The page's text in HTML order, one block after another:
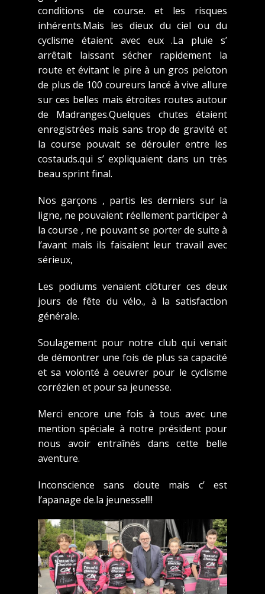
conditions de course. et les risques
inhérents.Mais les dieux du ciel ou du
cyclisme étaient avec eux .La pluie s’
arrêtait laissant sécher rapidement la
route et évitant le pire à un gros peloton
de plus de 100 coureurs lancé à vive allure
sur ces belles mais étroites routes autour
de Madranges.Quelques chutes étaient
enregistrées mais sans trop de gravité et
la course pouvait se dérouler entre les
costauds.qui s’ expliquaient dans un très
beau sprint final.
Nos garçons , partis les derniers sur la
ligne, ne pouvaient réellement participer à
la course , ne pouvant se porter de suite à
l’avant mais ils faisaient leur travail avec
sérieux,
Les podiums venaient clôturer ces deux
jours de fête du vélo., à la satisfaction
générale.
Soulagement pour notre club qui venait
de démontrer une fois de plus sa capacité
et sa volonté à oeuvrer pour le cyclisme
corrézien et pour sa jeunesse.
Merci encore une fois à tous avec une
mention spéciale à notre président pour
nous avoir entraînés dans cette belle
aventure.
Inconscience sans doute mais c’ est
l’apanage de.la jeunesse!!!!